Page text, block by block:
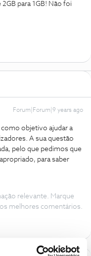
para 1GB! Não foi
Forum|Forum|9 years ago
objetivo ajudar a
A sua questão
pelo que pedimos que
para saber
relevante. Marque
melhores comentários.